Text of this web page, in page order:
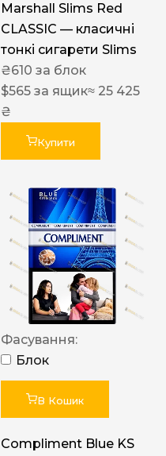
Marshall Slims Red
CLASSIC — класичні
тонкі сигарети Slims
₴610 за блок
$565 за ящик≈ 25 425
₴
Купити
Фасування:
Блок
В Кошик
Compliment Blue KS